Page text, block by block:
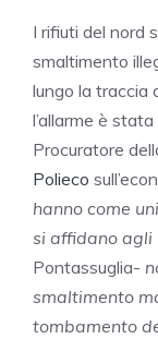
I rifiuti del nord
smaltimento
lungo la traccia
l’allarme è stata
Procuratore
Polieco
hanno come
si affidano agli
Pontassuglia-
smaltimento
tombamento